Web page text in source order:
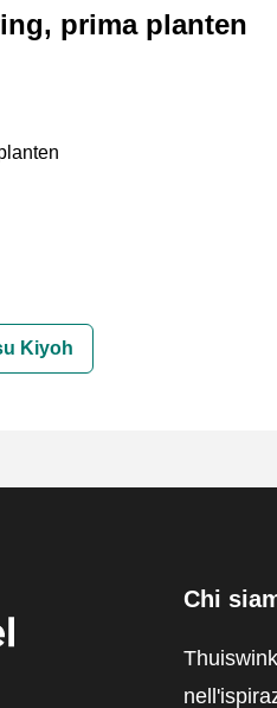
prima planten
Kiyoh
Chi